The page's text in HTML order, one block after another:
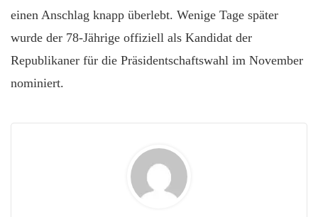
einen Anschlag knapp überlebt. Wenige Tage später
wurde der 78-Jährige offiziell als Kandidat der
Republikaner für die Präsidentschaftswahl im November
nominiert.